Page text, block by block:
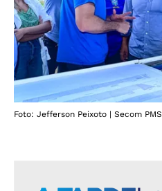
Foto: Jefferson Peixoto | Secom PMS